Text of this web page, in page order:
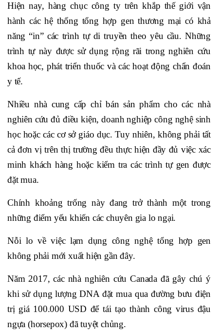
Hiện nay, hàng chục công ty trên khắp thế giới vận
hành các hệ thống tổng hợp gen thương mại có khả
năng “in” các trình tự di truyền theo yêu cầu. Những
trình tự này được sử dụng rộng rãi trong nghiên cứu
khoa học, phát triển thuốc và các hoạt động chẩn đoán
y tế.
Nhiều nhà cung cấp chỉ bán sản phẩm cho các nhà
nghiên cứu đủ điều kiện, doanh nghiệp công nghệ sinh
học hoặc các cơ sở giáo dục. Tuy nhiên, không phải tất
cả đơn vị trên thị trường đều thực hiện đầy đủ việc xác
minh khách hàng hoặc kiểm tra các trình tự gen được
đặt mua.
Chính khoảng trống này đang trở thành một trong
những điểm yếu khiến các chuyên gia lo ngại.
Nỗi lo về việc lạm dụng công nghệ tổng hợp gen
không phải mới xuất hiện gần đây.
Năm 2017, các nhà nghiên cứu Canada đã gây chú ý
khi sử dụng lượng DNA đặt mua qua đường bưu điện
trị giá 100.000 USD để tái tạo thành công virus đậu
ngựa (horsepox) đã tuyệt chủng.